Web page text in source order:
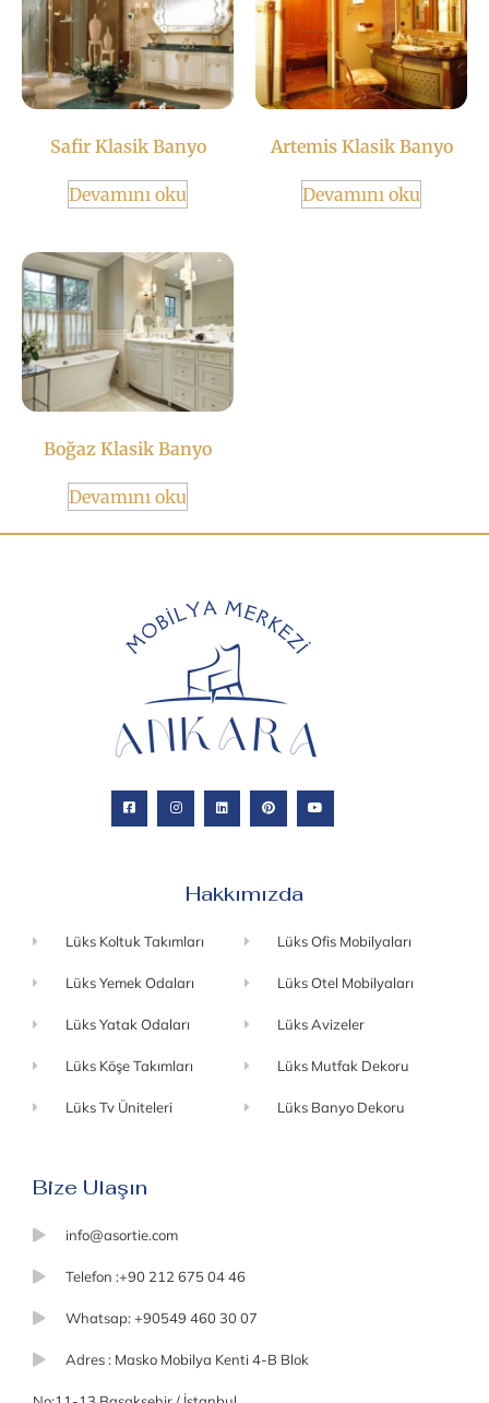
Safir Klasik Banyo
Devamını oku
Artemis Klasik Banyo
Devamını oku
Boğaz Klasik Banyo
Devamını oku
Hakkımızda
Lüks Koltuk Takımları
Lüks Yemek Odaları
Lüks Yatak Odaları
Lüks Köşe Takımları
Lüks Tv Üniteleri
Lüks Ofis Mobilyaları
Lüks Otel Mobilyaları
Lüks Avizeler
Lüks Mutfak Dekoru
Lüks Banyo Dekoru
Bize Ulaşın
info@asortie.com
Telefon :+90 212 675 04 46
Whatsap: +90549 460 30 07
Adres : Masko Mobilya Kenti 4-B Blok